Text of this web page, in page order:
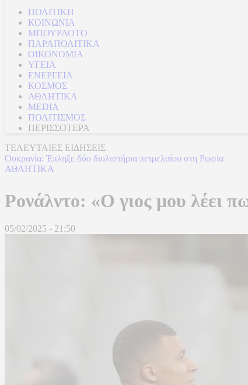
ΠΟΛΙΤΙΚΗ
ΚΟΙΝΩΝΙΑ
ΜΠΟΥΡΛΟΤΟ
ΠΑΡΑΠΟΛΙΤΙΚΑ
ΟΙΚΟΝΟΜΙΑ
ΥΓΕΙΑ
ΕΝΕΡΓΕΙΑ
ΚΟΣΜΟΣ
ΑΘΛΗΤΙΚΑ
MEDIA
ΠΟΛΙΤΙΣΜΟΣ
ΠΕΡΙΣΣΟΤΕΡΑ
ΤΕΛΕΥΤΑΙΕΣ ΕΙΔΗΣΕΙΣ
Ουκρανία: Έπληξε δύο διυλιστήρια πετρελαίου στη Ρωσία
ΑΘΛΗΤΙΚΑ
Ρονάλντο: «Ο γιος μου λέει
05/02/2025 - 21:50